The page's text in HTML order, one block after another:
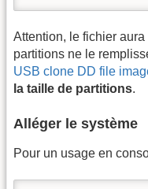
Attention, le fichier
partitions ne le
USB clone DD file
la taille de partitions.
Alléger le système
Pour un usage en